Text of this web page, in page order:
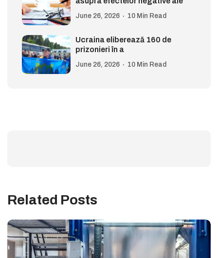
June 26, 2026 10 Min Read
Ucraina eliberează 160 de
prizonieri în a
June 26, 2026 10 Min Read
Related Posts